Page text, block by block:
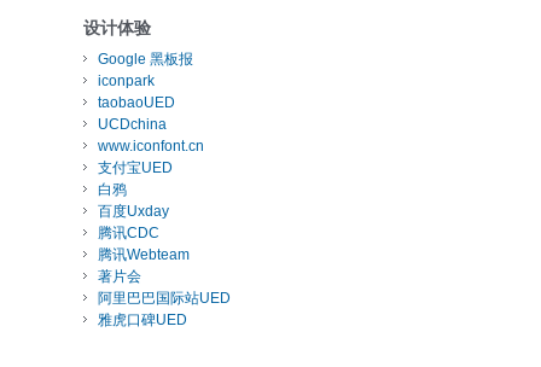
设计体验
Google 黑板报
iconpark
taobaoUED
UCDchina
www.iconfont.cn
支付宝UED
白鸦
百度Uxday
腾讯CDC
腾讯Webteam
著片会
阿里巴巴国际站UED
雅虎口碑UED